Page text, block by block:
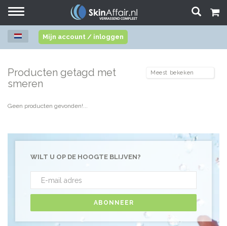
Toggle
Mijn account / inloggen
Producten getagd met
smeren
Geen producten gevonden!...
WILT U OP DE HOOGTE BLIJVEN?
ABONNEER